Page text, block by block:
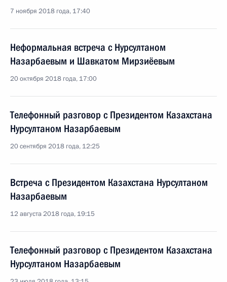
7 ноября 2018 года, 17:40
Неформальная встреча с Нурсултаном
Назарбаевым и Шавкатом Мирзиёевым
20 октября 2018 года, 17:00
Телефонный разговор с Президентом Казахстана
Нурсултаном Назарбаевым
20 сентября 2018 года, 12:25
Встреча с Президентом Казахстана Нурсултаном
Назарбаевым
12 августа 2018 года, 19:15
Телефонный разговор с Президентом Казахстана
Нурсултаном Назарбаевым